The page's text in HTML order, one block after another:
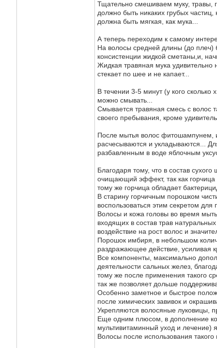
Тщательно смешиваем муку, травы,
должно быть никаких грубых
должна быть мягкая, как мука...
А теперь переходим к самому
На волосы средней длины (до плеч)
консистенции жидкой сметаны,и,
Жидкая травяная мука
стекает по шее и не капает...
В течении 3-5 минут (у кого
можно смывать...
Смывается травяная смесь с волос
своего пребывания, кроме
После мытья волос фитошампунем,
расчесываются и укладываются...
разбавленным в воде яблочным
Благодаря тому, что в состав
очищающий эффект, так как горчица
тому же горчица обладает
В старину горчичным порошком
воспользоваться этим секретом
Волосы и кожа головы во время
входящих в состав трав
воздействие на рост волос и
Порошок имбиря, в небольшом
раздражающее действие, усиливая
Все компоненты, максимально
деятельности сальных желез,
тому же после применения такого
так же позволяет дольше
Особенно заметное и быстрое
после химических завивок и
Укрепляются волосяные луковицы,
Еще одним плюсом, в дополнение
мультивитаминный уход и лечение)
Волосы после использования